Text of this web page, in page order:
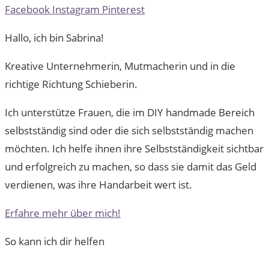
Facebook Instagram Pinterest
Hallo, ich bin Sabrina!
Kreative Unternehmerin, Mutmacherin und in die
richtige Richtung Schieberin.
Ich unterstütze Frauen, die im DIY handmade Bereich
selbstständig sind oder die sich selbstständig machen
möchten. Ich helfe ihnen ihre Selbstständigkeit sichtbar
und erfolgreich zu machen, so dass sie damit das Geld
verdienen, was ihre Handarbeit wert ist.
Erfahre mehr über mich!
So kann ich dir helfen